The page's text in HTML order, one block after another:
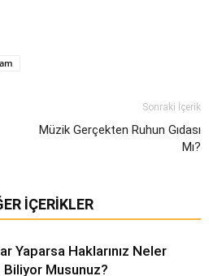
Sonraki İçerik
Müzik Gerçekten Ruhun Gıdası
Mı?
İÇERIKLER
Yaparsa Haklarınız Neler
Biliyor Musunuz?